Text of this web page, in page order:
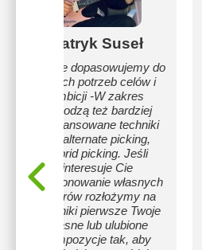
Patryk Suseł
-Lekcje dopasowujemy do
Twoich potrzeb celów i
ambicji -W zakres
wchodzą też bardziej
zaawansowane techniki
jak alternate picking,
hybrid picking. Jeśli
interesuje Cie
komponowanie własnych
utworów rozłożymy na
czynniki pierwsze Twoje
własne lub ulubione
kompozycje tak, aby